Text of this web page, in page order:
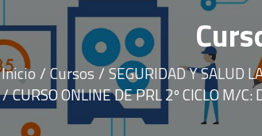
Inicio Cursos SEGURIDAD Y SALUD
CURSO ONLINE DE PRL 2º CICLO M/